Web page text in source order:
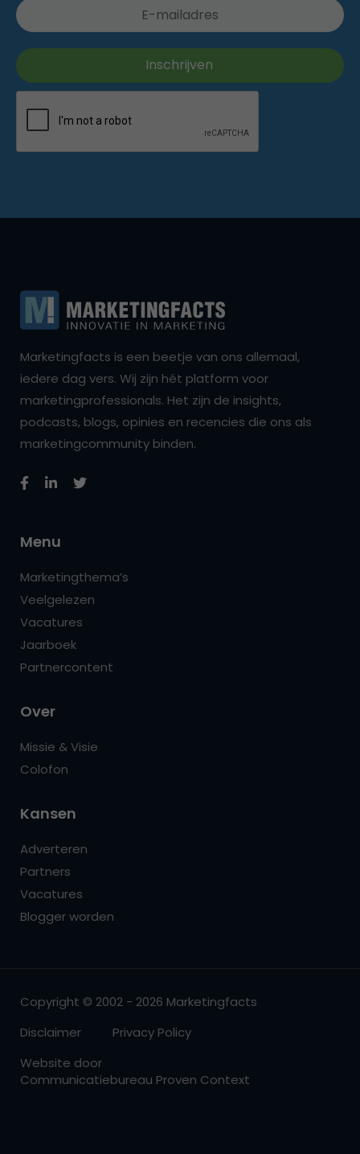
Marketingfacts is een beetje van ons allemaal,
iedere dag vers. Wij zijn hét platform voor
marketingprofessionals. Het zijn de insights,
podcasts, blogs, opinies en recencies die ons als
marketingcommunity binden.
Menu
Marketingthema’s
Veelgelezen
Vacatures
Jaarboek
Partnercontent
Over
Missie & Visie
Colofon
Kansen
Adverteren
Partners
Vacatures
Blogger worden
Copyright © 2002 - 2026 Marketingfacts
Disclaimer
Privacy Policy
Website door
Communicatiebureau Proven Context